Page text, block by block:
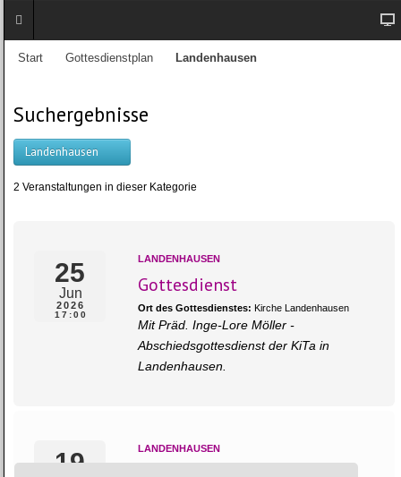
Start Gottesdienstplan Landenhausen
Suchergebnisse
Landenhausen
2 Veranstaltungen in dieser Kategorie
25
Jun
2026
17:00
LANDENHAUSEN
Gottesdienst
Ort des Gottesdienstes: Kirche Landenhausen
Mit Präd. Inge-Lore Möller -
Abschiedsgottesdienst der KiTa in
Landenhausen.
19 LANDENHAUSEN